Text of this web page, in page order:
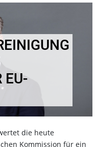
K
die heute
Kommission für ein